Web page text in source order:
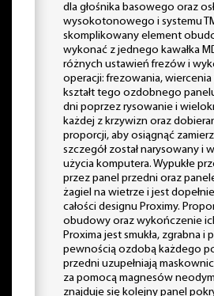
dla głośnika basowego oraz
wysokotonowego i systemu
skomplikowany element
wykonać z jednego kawałka
różnych ustawień frezów i
operacji: frezowania, wiercenia
kształt tego ozdobnego
dni poprzez rysowanie i
każdej z krzywizn oraz
proporcji, aby osiągnąć
szczegół został narysowany i
użycia komputera. Wypukłe
przez panel przedni oraz
żagiel na wietrze i jest
całości designu Proximy.
obudowy oraz wykończenie
Proxima jest smukła, zgrabna i
pewnością ozdobą każdego
przedni uzupełniają
za pomocą magnesów
znajduje się kolejny panel